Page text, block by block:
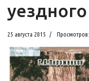
25 августа 2015